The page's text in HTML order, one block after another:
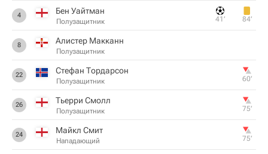
4 Бен Уайтман
Полузащитник 41‎’‎ 84‎’‎
8 Алистер Макканн
Полузащитник
22 Стефан Тордарсон
Полузащитник 60‎’‎
26 Тьерри Смолл
Полузащитник 75‎’‎
24 Майкл Смит
Нападающий 75‎’‎